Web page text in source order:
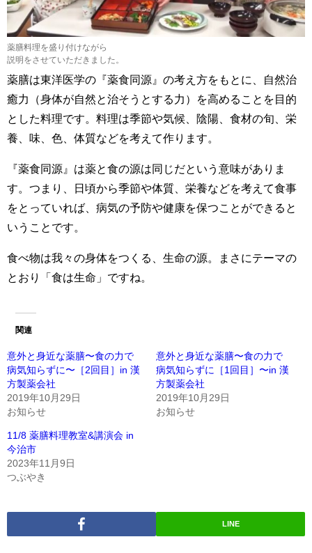
薬膳料理を盛り付けながら
説明をさせていただきました。
薬膳は東洋医学の『薬食同源』の考え方をもとに、自然治
癒力（身体が自然と治そうとする力）を高めることを目的
とした料理です。料理は季節や気候、陰陽、食材の旬、栄
養、味、色、体質などを考えて作ります。
『薬食同源』は薬と食の源は同じだという意味がありま
す。つまり、日頃から季節や体質、栄養などを考えて食事
をとっていれば、病気の予防や健康を保つことができると
いうことです。
食べ物は我々の身体をつくる、生命の源。まさにテーマの
とおり「食は生命」ですね。
関連
意外と身近な薬膳〜食の力で
病気知らずに〜［2回目］in 漢
方製薬会社
2019年10月29日
お知らせ
意外と身近な薬膳〜食の力で
病気知らずに［1回目］〜in 漢
方製薬会社
2019年10月29日
お知らせ
11/8 薬膳料理教室&講演会 in
今治市
2023年11月9日
つぶやき
LINE